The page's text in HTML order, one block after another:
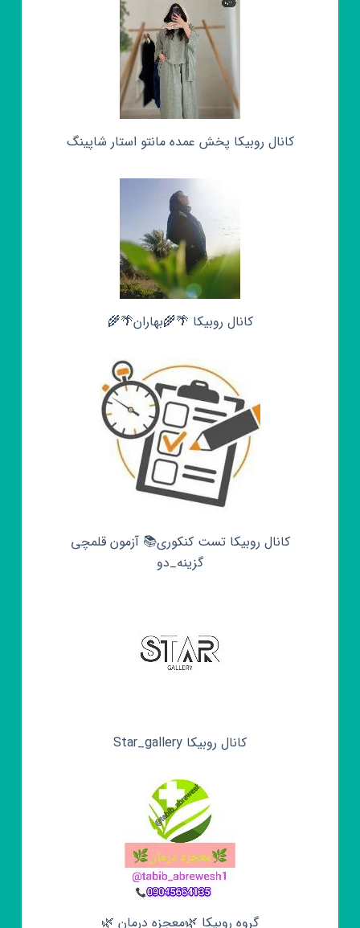
کانال روبیکا پخش عمده مانتو استار شاپینگ
کانال روبیکا 🌴🌾بهاران🌴🌾
کانال روبیکا تست کنکوری📚 آزمون قلمچی‌‌
گزینه_دو
کانال روبیکا Star_gallery
گروه روبیکا 🌿معجزه درمان 🌿